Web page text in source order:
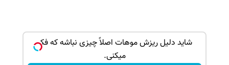
شاید دلیل ریزش موهات اصلاً چیزی نباشه که فکر
میکنی.